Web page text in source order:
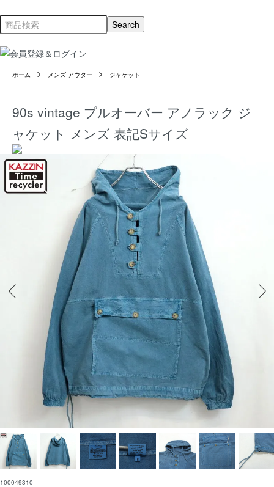
ホーム メンズ アウター ジャケット
90s vintage プルオーバー アノラック ジ
ャケット メンズ 表記Sサイズ
100049310